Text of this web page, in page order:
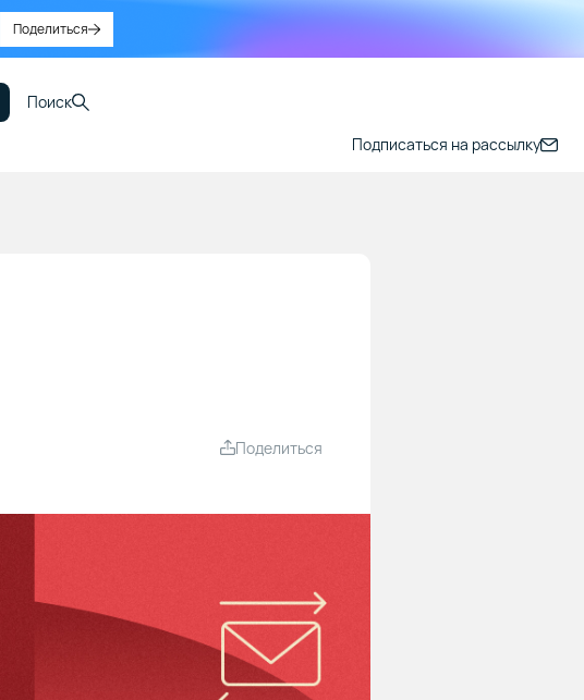
Поделиться
Поиск
Подписаться на рассылку
Поделиться